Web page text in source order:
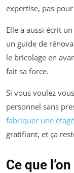
expertise, pas
Elle a aussi écrit
un guide de
le bricolage en
fait sa force.
Si vous voulez
personnel sans
fabriquer une
gratifiant, et ça
Ce que